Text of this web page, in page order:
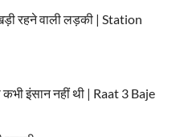
रहने वाली लड़की | Station
इंसान नहीं थी | Raat 3 Baje